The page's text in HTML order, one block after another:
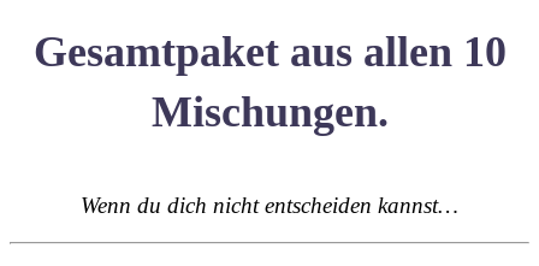
Gesamtpaket aus allen 10
Mischungen.
Wenn du dich nicht entscheiden kannst…